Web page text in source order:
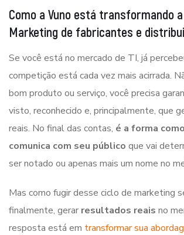
Como a Vuno está transformando
Marketing de fabricantes e
Se você está no mercado de TI, já
competição está cada vez mais acirrada.
bom produto ou serviço, você precisa
visto, reconhecido e, principalmente, que
reais. No final das contas, é a forma
comunica com seu público que vai
ser notado ou apenas mais um nome no
Mas como fugir desse ciclo de marketing
finalmente, gerar resultados reais no
resposta está em transformar sua